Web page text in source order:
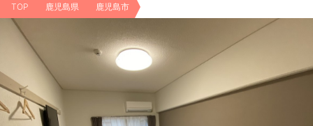
TOP 鹿児島県 鹿児島市